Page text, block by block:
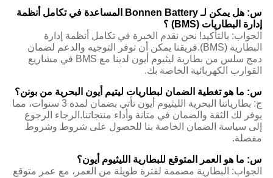
س: هل يمكن لـ Bonnen Battery المساعدة في تكامل أنظمة
إدارة البطاريات (BMS) ؟
الجواب: بالتأكيد! نحن نقدم الخبرة في تكامل أنظمة إدارة
البطارية (BMS).فريقنا يمكن أن توفر التوجيه والدعم لضمان
دمج سلس من بطارية ليثيوم أيون لدينا مع BMS في مشاريع
القوارب الكهربائية الخاصة بك.
س: ما هو تغطية الضمان لبطاريات ليتيم أيون البحرية من بونن؟
ج: بطارياتنا البحرية الليثيوم أيون تأتي بضمان لمدة 3 سنوات، مما
يوفر لك الثقة والضمان في متانة وأداء منتجاتنا.الرجاء الرجوع
إلى سياسة الضمان الخاصة بنا للحصول على شروط وشروط
مفصلة.
س: ما هو العمر المتوقع للبطارية الليثيوم أيون؟
الجواب: البطارية مصممة لفترة طويلة من العمر، مع عمر متوقع